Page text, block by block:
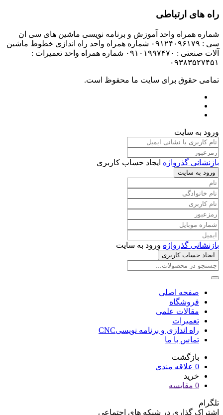
راه های ارتباطی
شماره همراه واحد آموزش و برنامه نویسی ماشین های سی ان
سی : ۰۹۱۲۴۰۹۶۱۷۹ شماره همراه واحد راه اندازی خطوط ماشین
آلات صنعتی : ۰۹۱۰۱۹۹۷۴۷۰ شماره همراه واحد تعمیرات :
۰۹۳۸۳۵۲۷۴۵۱
تمامی حقوق برای سایت ما محفوظ است.
ورود به سایت
بازنشانی گذرواژه ایجاد حساب کاربری
ورود به سایت
بازنشانی گذرواژه ورود به سایت
ایجاد حساب کاربری
صفحه اصلی
فروشگاه
مقالات علمی
تعمیرات
راه اندازی و برنامه نویسیCNC
تماس با ما
بازگشت
0 علاقه مندی
خرید
0 مقایسه
تلگرام
اشتراک گذاری در شبکه های اجتماعی